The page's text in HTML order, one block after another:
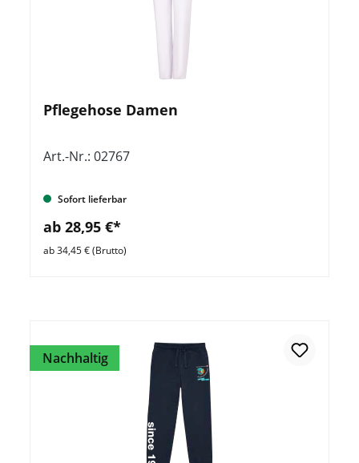
Pflegehose Damen
Art.-Nr.: 02767
Sofort lieferbar
ab 28,95 €*
ab 34,45 € (Brutto)
Nachhaltig